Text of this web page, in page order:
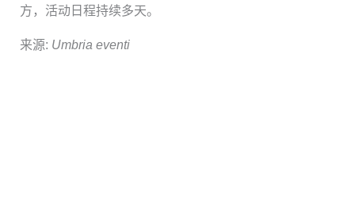
方，活动日程持续多天。
来源: Umbria eventi